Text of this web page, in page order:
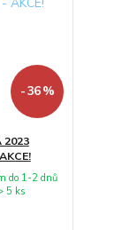
- 36 %
2023
do 1-2 dnů
5 ks